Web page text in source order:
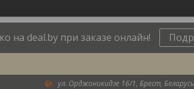
на deal.by при заказе онлайн!
ул. Орджоникидзе 16/1, Брест, Беларусь